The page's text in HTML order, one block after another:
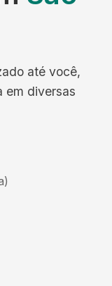
até você,
em diversas